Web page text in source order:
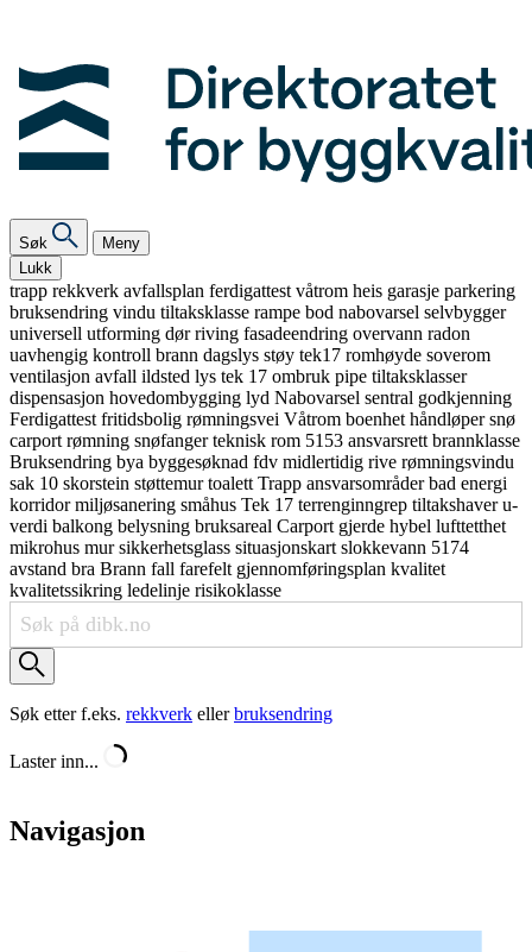
Søk
Meny
Lukk
trapp rekkverk avfallsplan ferdigattest våtrom heis garasje parkering
bruksendring vindu tiltaksklasse rampe bod nabovarsel selvbygger
universell utforming dørriving fasadeendring overvann radon
uavhengig kontroll brann dagslys støy tek17 romhøyde soverom
ventilasjon avfall ildsted lys tek 17 ombruk pipe tiltaksklasser
dispensasjon hovedombygging lyd Nabovarsel sentral godkjenning
Ferdigattest fritidsbolig rømningsvei Våtrom boenhet håndløpersnø
carport rømning snøfangerteknisk rom 5153 ansvarsrett brannklasse
Bruksendring bya byggesøknad fdv midlertidig rive rømningsvindu
sak 10 skorstein støttemurtoalett Trapp ansvarsområderbad energi
korridormiljøsanering småhus Tek 17 terrenginngrep tiltakshaveru-
verdi balkong belysning bruksareal Carport gjerde hybel lufttetthet
mikrohus mursikkerhetsglass situasjonskart slokkevann 5174
avstand bra Brann fall farefelt gjennomføringsplan kvalitet
kvalitetssikring ledelinje risikoklasse
Søk etter f.eks. rekkverk ellerbruksendring
Laster inn...
Navigasjon